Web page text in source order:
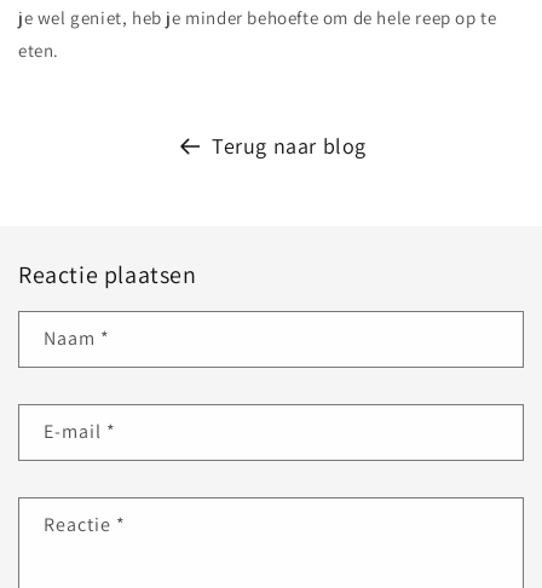
je wel geniet, heb je minder behoefte om de hele reep op te
eten.
Terug naar blog
Reactie plaatsen
Naam *
E‑mail *
Reactie *